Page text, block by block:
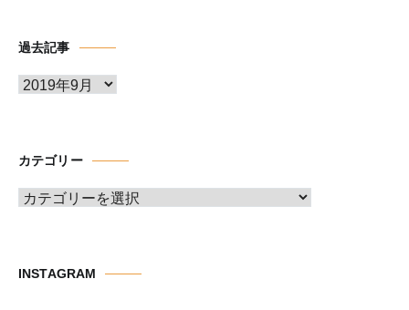
過去記事
ア
ブ
カテゴリー
カ
ー
INSTAGRAM